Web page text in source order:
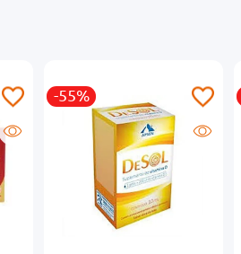
-55%